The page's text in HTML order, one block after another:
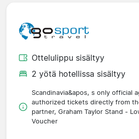
Ottelulippu sisältyy
2 yötä hotellissa sisältyy
Scandinavia&apos, s only official
authorized tickets directly from
partner, Graham Taylor Stand -
Voucher